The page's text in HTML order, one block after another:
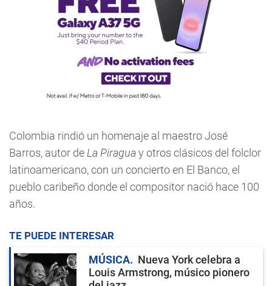
Colombia rindió un homenaje al maestro José
Barros, autor de La Piraguay otros clásicos del folclor
latinoamericano, con un concierto en El Banco, el
pueblo caribeño donde el compositor nació hace 100
años.
TE PUEDE INTERESAR
MÚSICA
Nueva York celebra a
Louis Armstrong, músico pionero